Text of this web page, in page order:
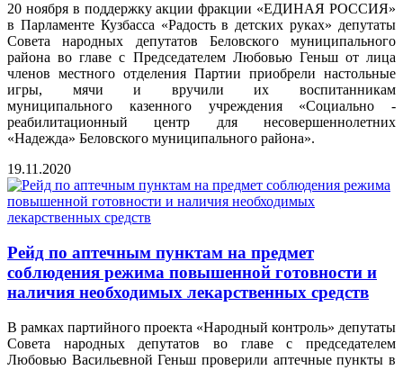
20 ноября в поддержку акции фракции «ЕДИНАЯ РОССИЯ»
в Парламенте Кузбасса «Радость в детских руках» депутаты
Совета народных депутатов Беловского муниципального
района во главе с Председателем Любовью Геньш от лица
членов местного отделения Партии приобрели настольные
игры, мячи и вручили их воспитанникам
муниципального казенного учреждения «Социально -
реабилитационный центр для несовершеннолетних
«Надежда» Беловского муниципального района».
19.11.2020
Рейд по аптечным пунктам на предмет
соблюдения режима повышенной готовности и
наличия необходимых лекарственных средств
В рамках партийного проекта «Народный контроль» депутаты
Совета народных депутатов во главе с председателем
Любовью Васильевной Геньш проверили аптечные пункты в